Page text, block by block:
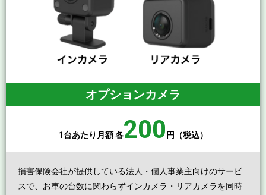
オプションカメラ
1台あたり月額 各200 円（税込）
損害保険会社が提供している法人・個人事業主向けのサービ
スで、お車の台数に関わらずインカメラ・リアカメラを同時